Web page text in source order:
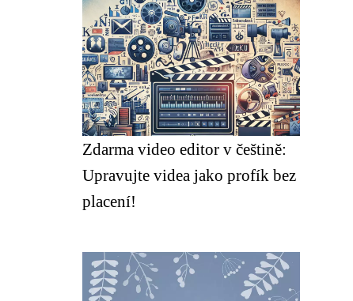
Zdarma video editor v češtině:
Upravujte videa jako profík bez
placení!